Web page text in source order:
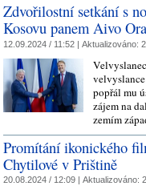
Zdvořilostní setkání s
Kosovu panem Aivo
12.09.2024 / 11:52 | Aktualizováno:
popřál mu
zájem na
zemím
Promítání ikonického
Chytilové v Prištině
20.08.2024 / 12:09 | Aktualizováno: